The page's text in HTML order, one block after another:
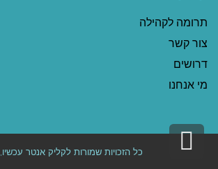
תרומה לקהילה
צור קשר
דרושים
מי אנחנו
כל הזכויות שמורות לקליק אנטר עכשיו, 2017גלילה